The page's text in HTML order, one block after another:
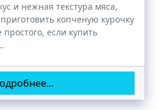
и нежная текстура мяса,
копченую курочку
если купить